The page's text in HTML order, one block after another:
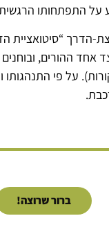
על התפתחותו
הדרך “סיטואציית
ההורים,
על פי התנהגותו
ברור שרוצה!